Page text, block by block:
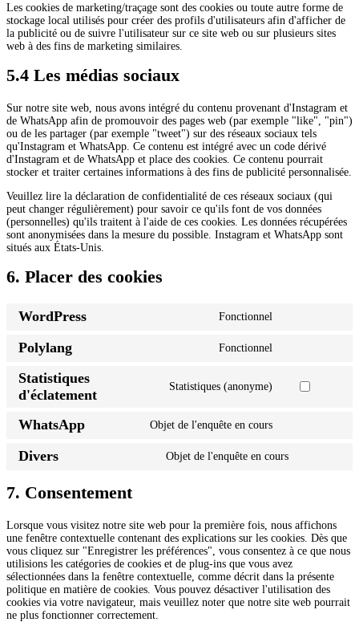
Les cookies de marketing/traçage sont des cookies ou toute autre forme de
stockage local utilisés pour créer des profils d'utilisateurs afin d'afficher de
la publicité ou de suivre l'utilisateur sur ce site web ou sur plusieurs sites
web à des fins de marketing similaires.
5.4 Les médias sociaux
Sur notre site web, nous avons intégré du contenu provenant d'Instagram et
de WhatsApp afin de promouvoir des pages web (par exemple "like", "pin")
ou de les partager (par exemple "tweet") sur des réseaux sociaux tels
qu'Instagram et WhatsApp. Ce contenu est intégré avec un code dérivé
d'Instagram et de WhatsApp et place des cookies. Ce contenu pourrait
stocker et traiter certaines informations à des fins de publicité personnalisée.
Veuillez lire la déclaration de confidentialité de ces réseaux sociaux (qui
peut changer régulièrement) pour savoir ce qu'ils font de vos données
(personnelles) qu'ils traitent à l'aide de ces cookies. Les données récupérées
sont anonymisées dans la mesure du possible. Instagram et WhatsApp sont
situés aux États-Unis.
6. Placer des cookies
WordPress Fonctionnel
Polylang Fonctionnel
service
polylang
Statistiques
d'éclatement
Statistiques (anonyme)
Consentement
WhatsApp Objet de l'enquête en cours
service
Divers Objet de l'enquête en cours
à
la
notification
7. Consentement
Lorsque vous visitez notre site web pour la première fois, nous affichons
une fenêtre contextuelle contenant des explications sur les cookies. Dès que
vous cliquez sur "Enregistrer les préférences", vous consentez à ce que nous
utilisions les catégories de cookies et de plug-ins que vous avez
sélectionnées dans la fenêtre contextuelle, comme décrit dans la présente
politique en matière de cookies. Vous pouvez désactiver l'utilisation des
cookies via votre navigateur, mais veuillez noter que notre site web pourrait
ne plus fonctionner correctement.